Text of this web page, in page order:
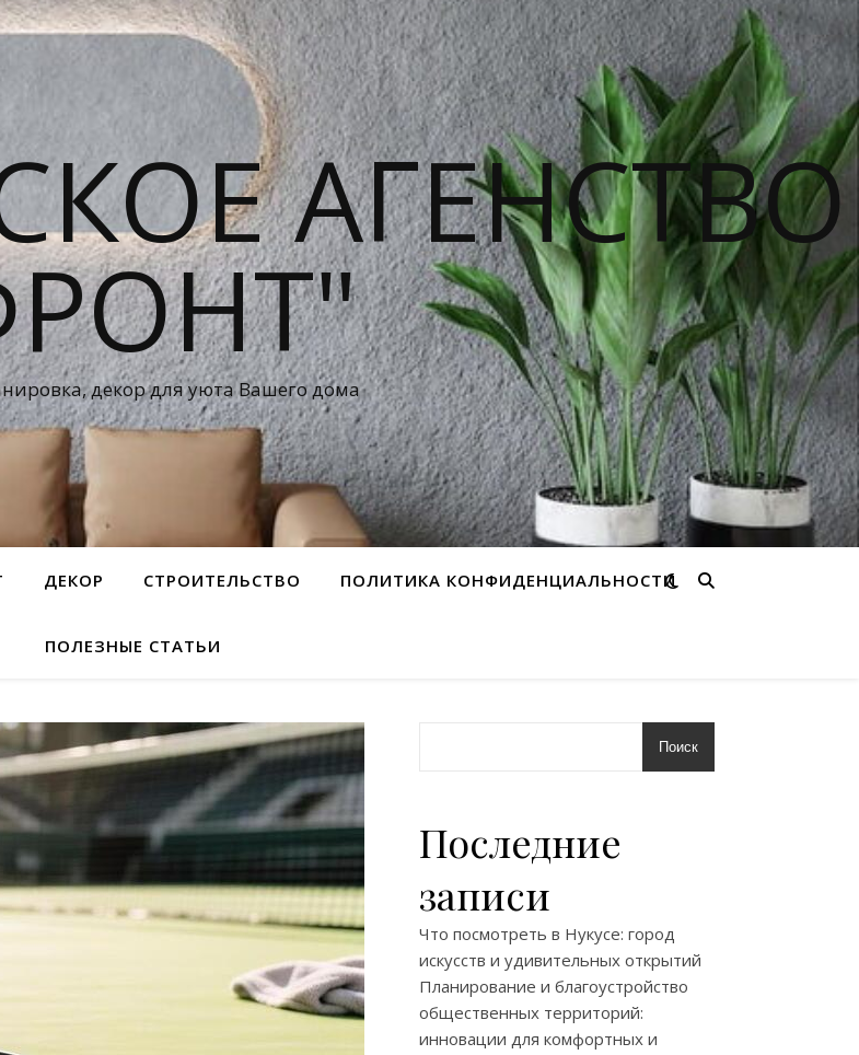
АГЕНСТВО
декор для уюта Вашего дома
ДЕКОР СТРОИТЕЛЬСТВО ПОЛИТИКА КОНФИДЕНЦИАЛЬНОСТИ
ПОЛЕЗНЫЕ СТАТЬИ
Поиск
Последние
записи
Что посмотреть в Нукусе: город
искусств и удивительных открытий
Планирование и благоустройство
общественных территорий:
инновации для комфортных и